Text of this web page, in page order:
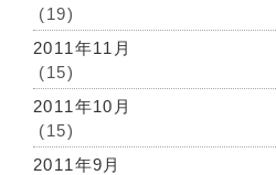
(19)
2011年11月
(15)
2011年10月
(15)
2011年9月